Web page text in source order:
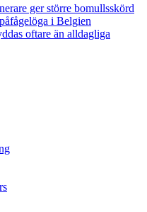
ger större bomullsskörd
i Belgien
oftare än alldagliga